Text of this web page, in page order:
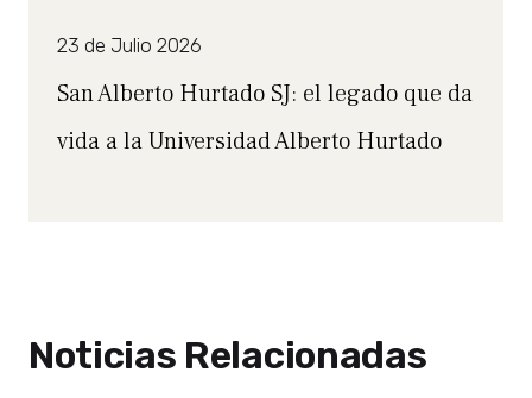
23 de Julio 2026
San Alberto Hurtado SJ: el legado que da
vida a la Universidad Alberto Hurtado
Noticias Relacionadas